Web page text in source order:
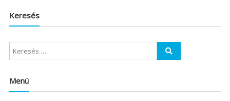
Keresés
Menü